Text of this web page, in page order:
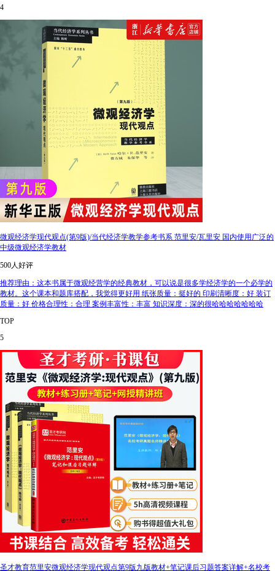
4
微观经济学现代观点(第9版)/当代经济学教学参考书系 范里安/瓦里安 国内使用广泛的
中级微观经济学教材
500人好评
推荐理由：这本书属于微观经营学的经典教材，可以说是很多学经济学的一个必学的
教材。这个课本和题库搭配，我觉得更好用 纸张质量：挺好的 印刷清晰度：好 装订
质量：好 价格合理性：合理 案例丰富性：丰富 知识深度：深的很哈哈哈哈哈哈哈
TOP
5
圣才教育范里安微观经济学现代观点第9版九版教材+笔记课后习题答案详解+名校考